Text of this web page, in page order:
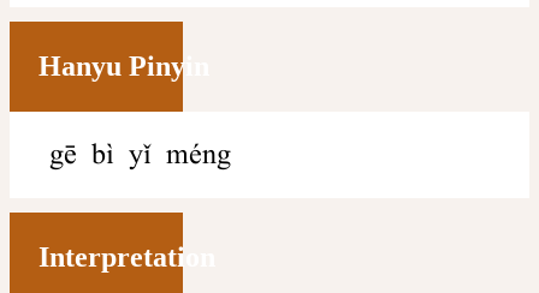
Hanyu Pinyin
gē bì yǐ méng
Interpretation